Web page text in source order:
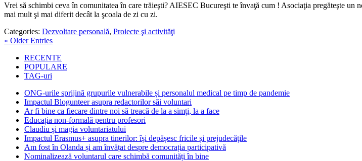
Vrei să schimbi ceva în comunitatea în care trăieşti? AIESEC Bucureşti te învaţă cum ! Asociaţia pregăteşte
mai mult şi mai diferit decât la şcoala de zi cu zi.
Categories: Dezvoltare personală, Proiecte şi activităţi
« Older Entries
RECENTE
POPULARE
TAG-uri
ONG-urile sprijină grupurile vulnerabile și personalul medical pe timp de pandemie
Impactul Blogunteer asupra redactorilor săi voluntari
Ar fi bine ca fiecare dintre noi să treacă de la a simți, la a face
Educația non-formală pentru profesori
Claudiu și magia voluntariatului
Impactul Erasmus+ asupra tinerilor: își depășesc fricile și prejudecățile
Am fost în Olanda și am învățat despre democrația participativă
Nominalizează voluntarul care schimbă comunități în bine